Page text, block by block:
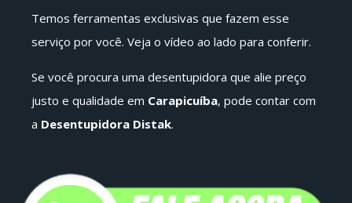
Temos ferramentas exclusivas que fazem esse
serviço por você. Veja o vídeo ao lado para conferir.
Se você procura uma desentupidora que alie preço
justo e qualidade em Carapicuíba, pode contar com
a Desentupidora Distak.